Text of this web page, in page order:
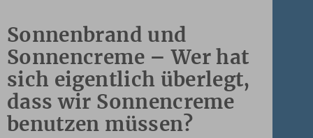
Sonnenbrand und
Sonnencreme – Wer hat
sich eigentlich überlegt,
dass wir Sonnencreme
benutzen müssen?